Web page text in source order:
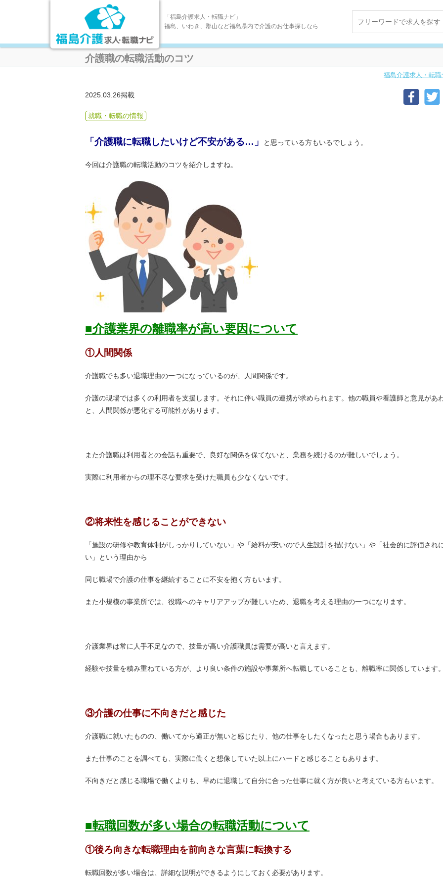
「福島介護求人・転職ナビ」
福島、いわき、郡山など福島県内で介護のお仕事探しなら
介護職の転職活動のコツ
福島介護求人・転職
2025.03.26掲載
就職・転職の情報
「介護職に転職したいけど不安がある…」 と思っている方もいるでしょう。
今回は介護職の転職活動のコツを紹介しますね。
■介護業界の離職率が高い要因について
①人間関係
介護職でも多い退職理由の一つになっているのが、人間関係です。
介護の現場では多くの利用者を支援します。それに伴い職員の連携が求められます。他の職員や看護師と意見があ
と、人間関係が悪化する可能性があります。
また介護職は利用者との会話も重要で、良好な関係を保てないと、業務を続けるのが難しいでしょう。
実際に利用者からの理不尽な要求を受けた職員も少なくないです。
②将来性を感じることができない
「施設の研修や教育体制がしっかりしていない」や「給料が安いので人生設計を描けない」や「社会的に評価され
い」という理由から
同じ職場で介護の仕事を継続することに不安を抱く方もいます。
また小規模の事業所では、役職へのキャリアアップが難しいため、退職を考える理由の一つになります。
介護業界は常に人手不足なので、技量が高い介護職員は需要が高いと言えます。
経験や技量を積み重ねている方が、より良い条件の施設や事業所へ転職していることも、離職率に関係しています
③介護の仕事に不向きだと感じた
介護職に就いたものの、働いてから適正が無いと感じたり、他の仕事をしたくなったと思う場合もあります。
また仕事のことを調べても、実際に働くと想像していた以上にハードと感じることもあります。
不向きだと感じる職場で働くよりも、早めに退職して自分に合った仕事に就く方が良いと考えている方もいます。
■転職回数が多い場合の転職活動について
①後ろ向きな転職理由を前向きな言葉に転換する
転職回数が多い場合は、詳細な説明ができるようにしておく必要があります。